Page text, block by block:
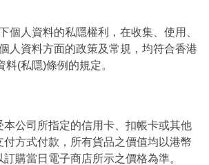
個人資料的私隱權利，在收集、使用、
人資料方面的政策及常規，均符合香港
(私隱)條例的規定。
本公司所指定的信用卡、扣帳卡或其他
付方式付款，所有貨品之價值均以港幣
購當日電子商店所示之價格為準。